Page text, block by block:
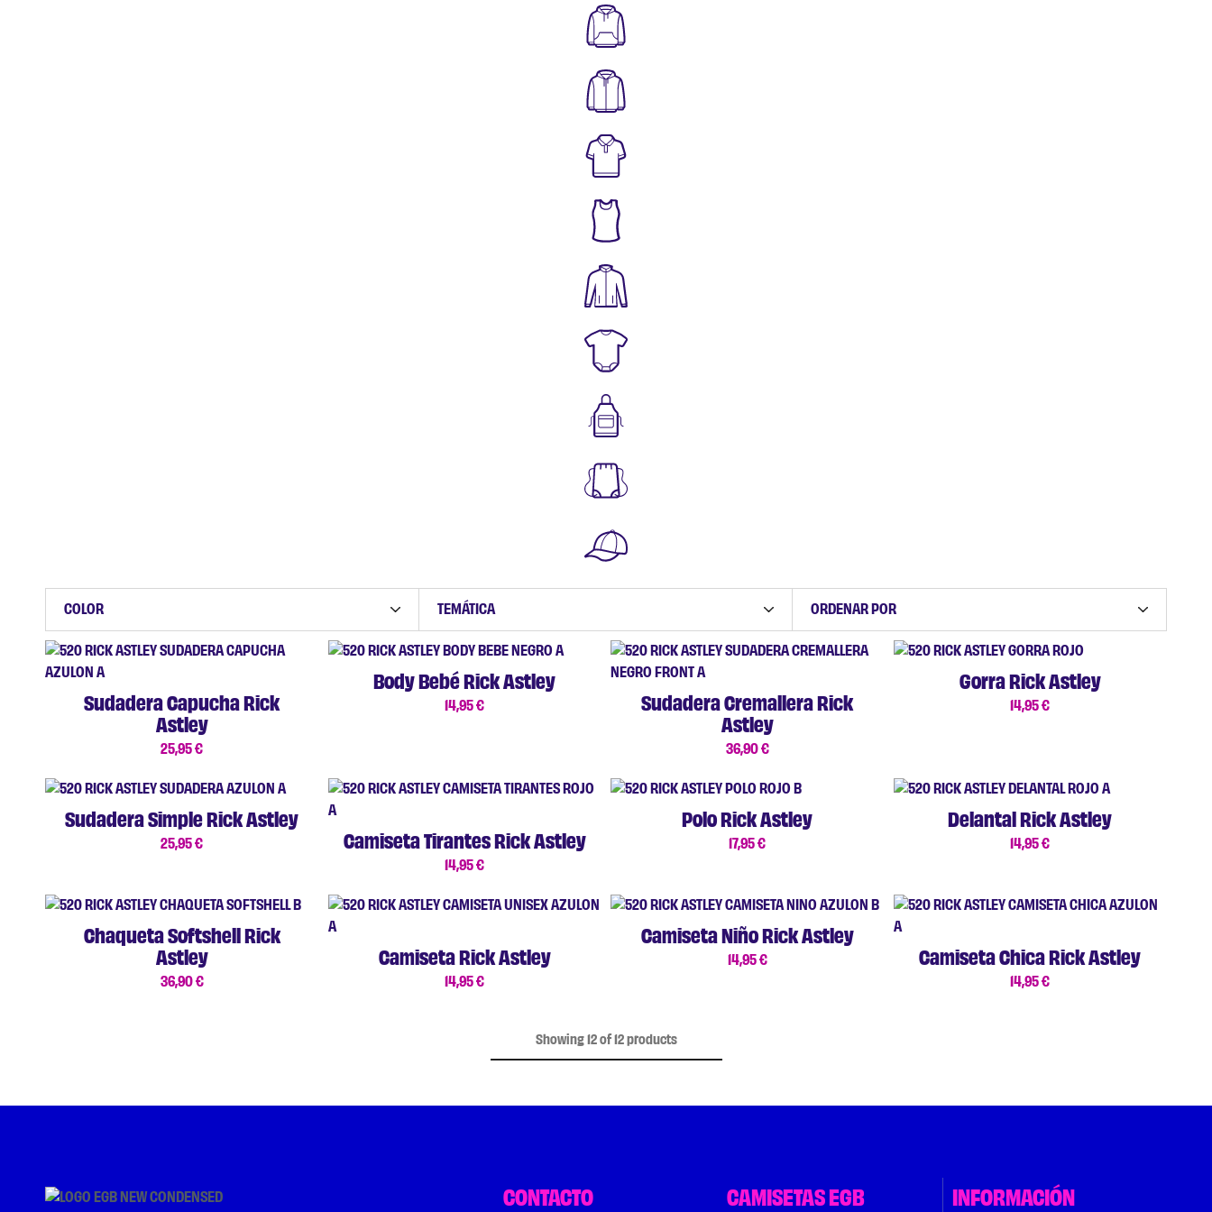
COLOR TEMÁTICA ORDENAR POR
Sudadera Capucha Rick
Astley
25,95€
Body Bebé Rick Astley
14,95€
Sudadera Cremallera Rick
Astley
36,90 €
Gorra Rick Astley
14,95€
Sudadera Simple Rick Astley
25,95€ Camiseta Tirantes Rick Astley
14,95€
Polo Rick Astley
17,95€
Delantal Rick Astley
14,95€
Chaqueta Softshell Rick
Astley
36,90 €
Camiseta Rick Astley
14,95€
Camiseta Niño Rick Astley
14,95 € Camiseta Chica Rick Astley
14,95€
Showing12 of 12 products
CONTACTO CAMISETAS EGB INFORMACIÓN